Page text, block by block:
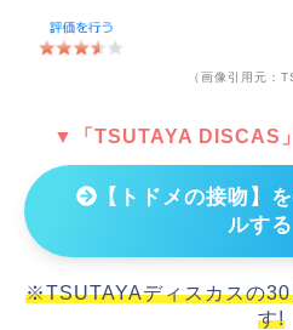
（画像引用元：
▼「TSUTAYA DISCAS
【トドメの接吻】
ルする
※TSUTAYAディスカスの
す!